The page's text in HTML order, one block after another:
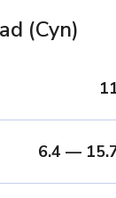
(Cyn)
6.4 —